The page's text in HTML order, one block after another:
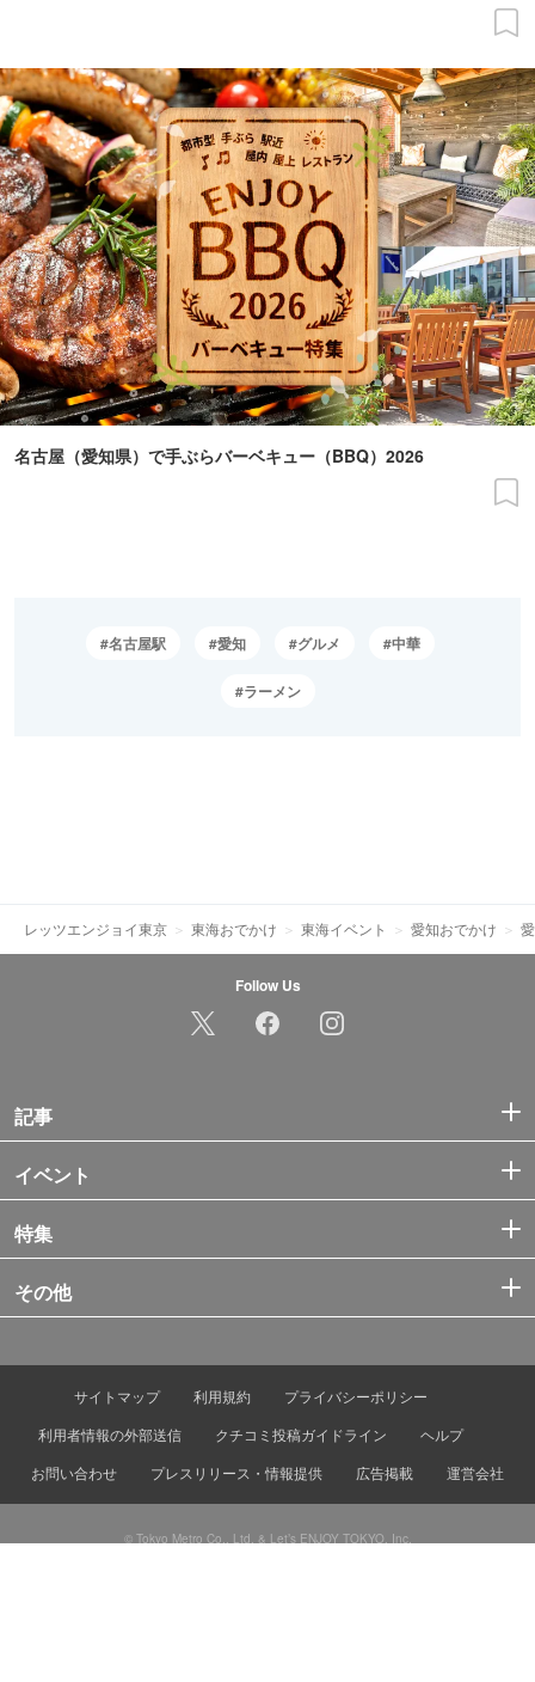
名古屋（愛知県）で手ぶらバーベキュー（BBQ）2026
名古屋駅 愛知 グルメ 中華
ラーメン
レッツエンジョイ東京 東海おでかけ 東海イベント 愛知おでかけ
Follow Us
記事
イベント
特集
その他
サイトマップ 利用規約
プライバシーポリシー
利用者情報の外部送信
クチコミ投稿ガイドライン
ヘルプ
お問い合わせ
プレスリリース・情報提供 広告掲載 運営会社
© Tokyo Metro Co., Ltd. & Let’s ENJOY TOKYO, Inc.